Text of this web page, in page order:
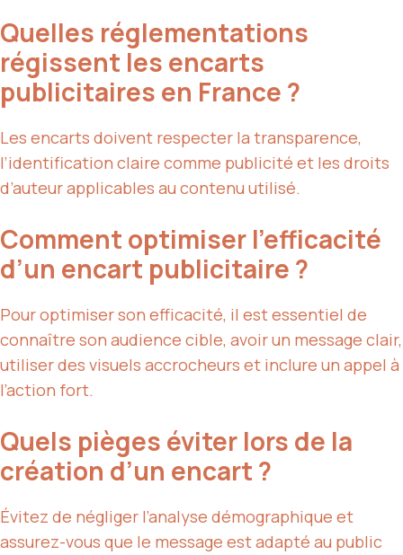
Quelles réglementations
régissent les encarts
publicitaires en France ?
Les encarts doivent respecter la transparence,
l’identification claire comme publicité et les droits
d’auteur applicables au contenu utilisé.
Comment optimiser l’efficacité
d’un encart publicitaire ?
Pour optimiser son efficacité, il est essentiel de
connaître son audience cible, avoir un message clair,
utiliser des visuels accrocheurs et inclure un appel à
l’action fort.
Quels pièges éviter lors de la
création d’un encart ?
Évitez de négliger l’analyse démographique et
assurez-vous que le message est adapté au public